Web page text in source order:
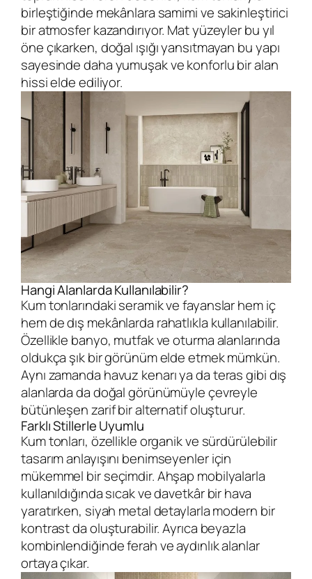
birleştiğinde mekânlara samimi ve sakinleştirici
bir atmosfer kazandırıyor. Mat yüzeyler bu yıl
öne çıkarken, doğal ışığı yansıtmayan bu yapı
sayesinde daha yumuşak ve konforlu bir alan
hissi elde ediliyor.
Hangi Alanlarda Kullanılabilir?
Kum tonlarındaki seramik ve fayanslar hem iç
hem de dış mekânlarda rahatlıkla kullanılabilir.
Özellikle banyo, mutfak ve oturma alanlarında
oldukça şık bir görünüm elde etmek mümkün.
Aynı zamanda havuz kenarı ya da teras gibi dış
alanlarda da doğal görünümüyle çevreyle
bütünleşen zarif bir alternatif oluşturur.
Farklı Stillerle Uyumlu
Kum tonları, özellikle organik ve sürdürülebilir
tasarım anlayışını benimseyenler için
mükemmel bir seçimdir. Ahşap mobilyalarla
kullanıldığında sıcak ve davetkâr bir hava
yaratırken, siyah metal detaylarla modern bir
kontrast da oluşturabilir. Ayrıca beyazla
kombinlendiğinde ferah ve aydınlık alanlar
ortaya çıkar.